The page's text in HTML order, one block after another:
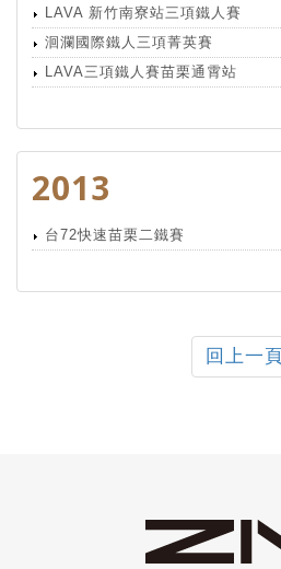
LAVA 新竹南寮站三項鐵人賽
洄瀾國際鐵人三項菁英賽
LAVA三項鐵人賽苗栗通霄站
2013
台72快速苗栗二鐵賽
回上一頁